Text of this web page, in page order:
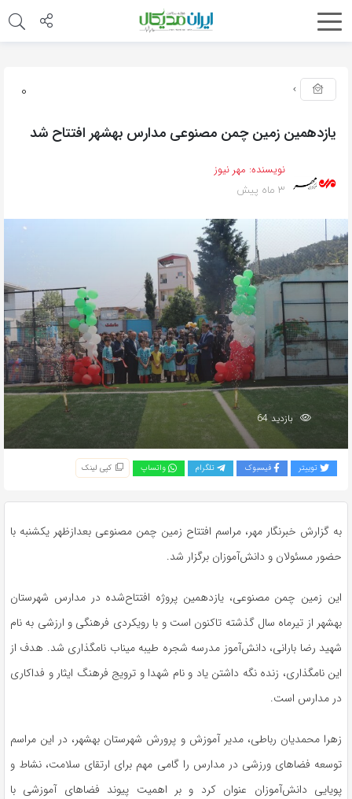
0
یازدهمین زمین چمن مصنوعی مدارس بهشهر افتتاح شد
نویسنده: مهر نیوز
3 ماه پیش
بازدید 64
توییتر فیسبوک تلگرام واتساپ کپی لینک
به گزارش خبرنگار مهر، مراسم افتتاح زمین چمن مصنوعی بعدازظهر یکشنبه با
حضور مسئولان و دانش‌آموزان برگزار شد.
این زمین چمن مصنوعی، یازدهمین پروژه افتتاح‌شده در مدارس شهرستان
بهشهر از تیرماه سال گذشته تاکنون است و با رویکردی فرهنگی و ارزشی به نام
شهید رضا بارانی، دانش‌آموز مدرسه شجره طیبه میناب نامگذاری شد. هدف از
این نامگذاری، زنده نگه داشتن یاد و نام شهدا و ترویج فرهنگ ایثار و فداکاری
در مدارس است.
زهرا محمدیان رباطی، مدیر آموزش و پرورش شهرستان بهشهر، در این مراسم
توسعه فضاهای ورزشی در مدارس را گامی مهم برای ارتقای سلامت، نشاط و
پویایی دانش‌آموزان عنوان کرد و بر اهمیت پیوند فضاهای آموزشی با